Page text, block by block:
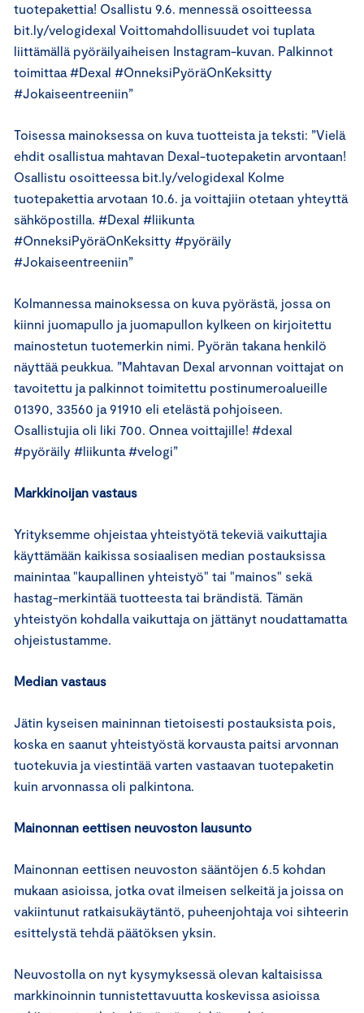
tuotepakettia! Osallistu 9.6. mennessä osoitteessa
bit.ly/velogidexal Voittomahdollisuudet voi tuplata
liittämällä pyöräilyaiheisen Instagram-kuvan. Palkinnot
toimittaa #Dexal #OnneksiPyöräOnKeksitty
#Jokaiseentreeniin”
Toisessa mainoksessa on kuva tuotteista ja teksti: ”Vielä
ehdit osallistua mahtavan Dexal-tuotepaketin arvontaan!
Osallistu osoitteessa bit.ly/velogidexal Kolme
tuotepakettia arvotaan 10.6. ja voittajiin otetaan yhteyttä
sähköpostilla. #Dexal #liikunta
#OnneksiPyöräOnKeksitty #pyöräily
#Jokaiseentreeniin”
Kolmannessa mainoksessa on kuva pyörästä, jossa on
kiinni juomapullo ja juomapullon kylkeen on kirjoitettu
mainostetun tuotemerkin nimi. Pyörän takana henkilö
näyttää peukkua. ”Mahtavan Dexal arvonnan voittajat on
tavoitettu ja palkinnot toimitettu postinumeroalueille
01390, 33560 ja 91910 eli etelästä pohjoiseen.
Osallistujia oli liki 700. Onnea voittajille! #dexal
#pyöräily #liikunta #velogi”
Markkinoijan vastaus
Yrityksemme ohjeistaa yhteistyötä tekeviä vaikuttajia
käyttämään kaikissa sosiaalisen median postauksissa
mainintaa "kaupallinen yhteistyö" tai "mainos" sekä
hastag-merkintää tuotteesta tai brändistä. Tämän
yhteistyön kohdalla vaikuttaja on jättänyt noudattamatta
ohjeistustamme.
Median vastaus
Jätin kyseisen maininnan tietoisesti postauksista pois,
koska en saanut yhteistyöstä korvausta paitsi arvonnan
tuotekuvia ja viestintää varten vastaavan tuotepaketin
kuin arvonnassa oli palkintona.
Mainonnan eettisen neuvoston lausunto
Mainonnan eettisen neuvoston sääntöjen 6.5 kohdan
mukaan asioissa, jotka ovat ilmeisen selkeitä ja joissa on
vakiintunut ratkaisukäytäntö, puheenjohtaja voi sihteerin
esittelystä tehdä päätöksen yksin.
Neuvostolla on nyt kysymyksessä olevan kaltaisissa
markkinoinnin tunnistettavuutta koskevissa asioissa